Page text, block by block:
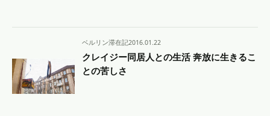
ベルリン滞在記2016.01.22
クレイジー同居人との生活 奔放に生きるこ
との苦しさ